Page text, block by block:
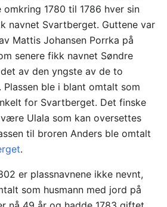
1780 til 1786 hver sin
navnet Svartberget. Guttene var
Mattis Johansen Porrka på
senere fikk navnet Søndre
av den yngste av de to
Plassen ble i blant omtalt som
for Svartberget. Det finske
Ulala som kan oversettes
til broren Anders ble omtalt
.
er plassnavnene ikke nevnt,
som husmann med jord på